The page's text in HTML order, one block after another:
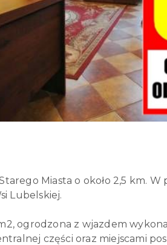
Miasta o około 2,5 km.
Lubelskiej.
ogrodzona z wjazdem
części oraz miejscami